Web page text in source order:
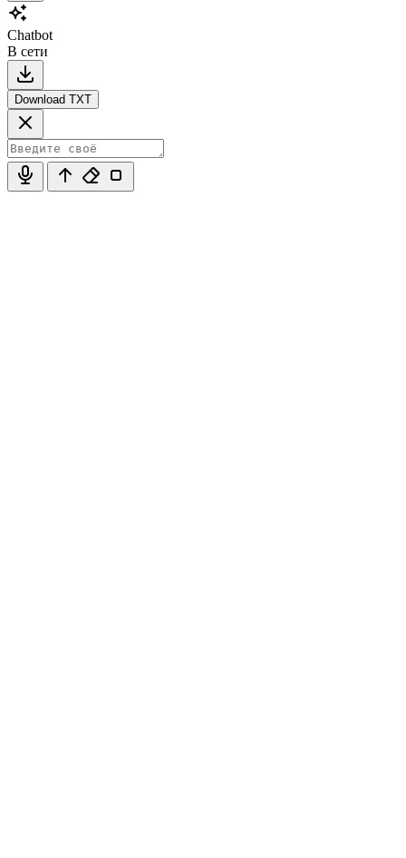
Chatbot
В сети
Download TXT